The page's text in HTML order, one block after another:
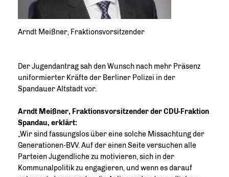
Arndt Meißner, Fraktionsvorsitzender
Der Jugendantrag sah den Wunsch nach mehr Präsenz
uniformierter Kräfte der Berliner Polizei in der
Spandauer Altstadt vor.
Arndt Meißner, Fraktionsvorsitzender der CDU-Fraktion
Spandau, erklärt:
Wir sind fassungslos über eine solche Missachtung der
Generationen-BVV. Auf der einen Seite versuchen alle
Parteien Jugendliche zu motivieren, sich in der
Kommunalpolitik zu engagieren, und wenn es darauf